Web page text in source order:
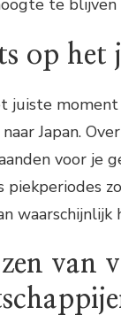
te blijven
op het
juiste
Japan.
voor je
waarschijnlijk
van